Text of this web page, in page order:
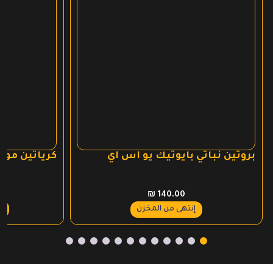
بروتين نباتي بايوتيك يو اس اي
₪ 140.00
إنتهى من المخزن
كرياتين